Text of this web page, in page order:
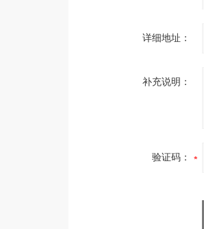
详细地址：
补充说明：
验证码：